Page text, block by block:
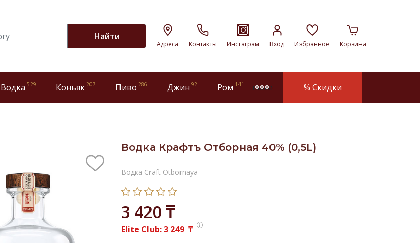
Найти
Адреса Контакты Инстаграм Вход Избранное Корзина
Водка 529 Коньяк 207 Пиво 286 Джин 92 Ром 141 more % Скидки
Водка Крафтъ Отборная 40% (0,5L)
Водка Craft Otbornaya
3 420 ₸
Elite Club:3 249 ₸